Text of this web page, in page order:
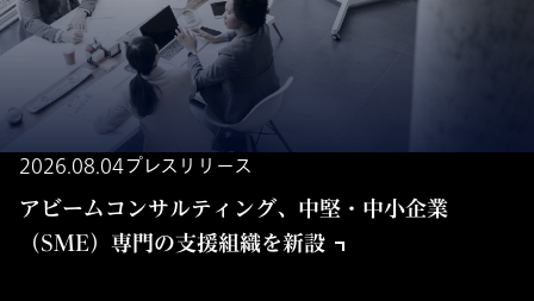
2026.08.04プレスリリース
アビームコンサルティング、中堅・中小企業
（SME）専門の支援組織を新設